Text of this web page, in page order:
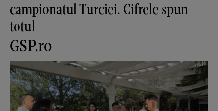
campionatul Turciei. Cifrele spun
totul
GSP.ro